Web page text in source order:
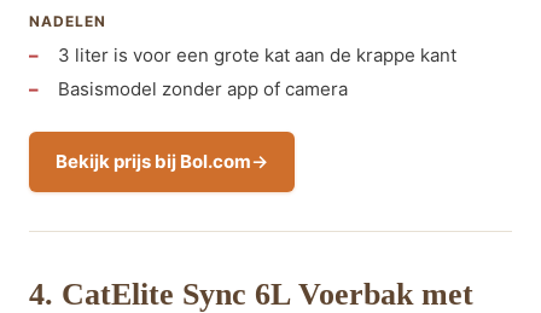
NADELEN
3 liter is voor een grote kat aan de krappe kant
Basismodel zonder app of camera
Bekijk prijs bij Bol.com
4. CatElite Sync 6L Voerbak met